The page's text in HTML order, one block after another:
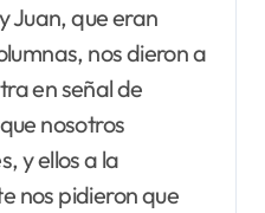
Juan, que eran
nos dieron a
en señal de
nosotros
y ellos a la
nos pidieron que